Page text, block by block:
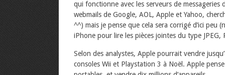
qui fonctionne avec les serveurs de
webmails de Google, AOL, Apple et Yahoo,
^^) mais je pense que cela sera corrigé d’ici peu
iPhone pour lire les pièces jointes du type JPEG,
Selon des analystes, Apple pourrait vendre
consoles Wii et Playstation 3 à Noël. Apple